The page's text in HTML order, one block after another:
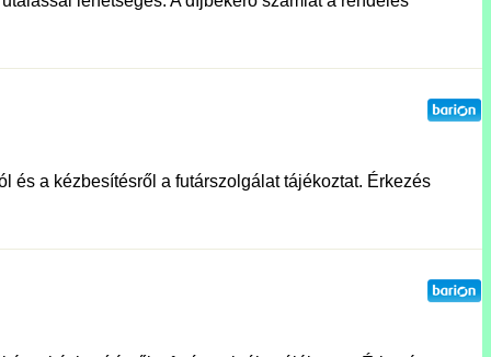
és a kézbesítésről a futárszolgálat tájékoztat. Érkezés